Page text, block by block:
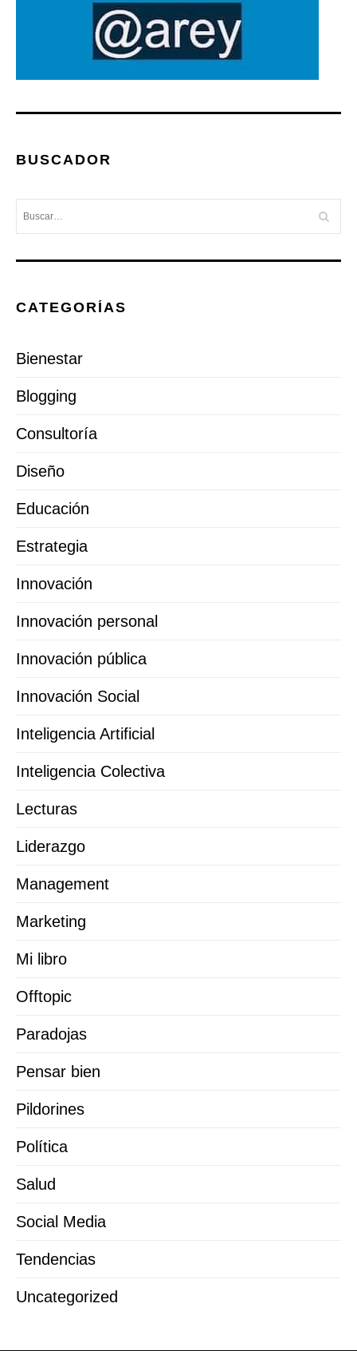
BUSCADOR
CATEGORÍAS
Bienestar
Blogging
Consultoría
Diseño
Educación
Estrategia
Innovación
Innovación personal
Innovación pública
Innovación Social
Inteligencia Artificial
Inteligencia Colectiva
Lecturas
Liderazgo
Management
Marketing
Mi libro
Offtopic
Paradojas
Pensar bien
Pildorines
Política
Salud
Social Media
Tendencias
Uncategorized